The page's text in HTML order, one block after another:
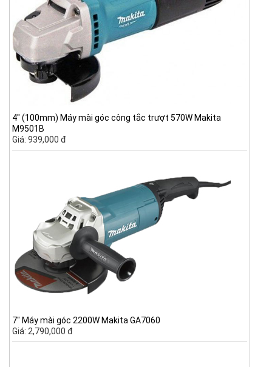
4" (100mm) Máy mài góc công tắc trượt 570W Makita
M9501B
Giá: 939,000 đ
7" Máy mài góc 2200W Makita GA7060
Giá: 2,790,000 đ